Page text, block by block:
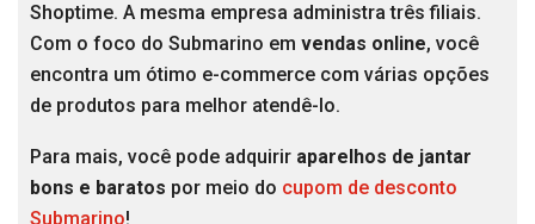
Shoptime. A mesma empresa administra três filiais.
Com o foco do Submarino em vendas online, você
encontra um ótimo e-commerce com várias opções
de produtos para melhor atendê-lo.
Para mais, você pode adquirir aparelhos de jantar
bons e baratos por meio do cupom de desconto
Submarino!